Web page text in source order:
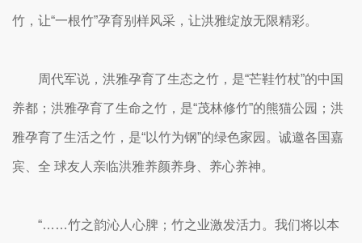
竹，让“一根竹”孕育别样风采，让洪雅绽放无限精彩。
周代军说，洪雅孕育了生态之竹，是“芒鞋竹杖”的中国
养都；洪雅孕育了生命之竹，是“茂林修竹”的熊猫公园；洪
雅孕育了生活之竹，是“以竹为钢”的绿色家园。诚邀各国嘉
宾、全 球友人亲临洪雅养颜养身、养心养神。
“……竹之韵沁人心脾；竹之业激发活力。我们将以本